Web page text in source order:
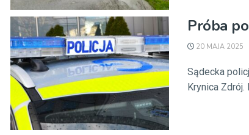
Próba
20 MAJA 2025
Sądecka
Krynica